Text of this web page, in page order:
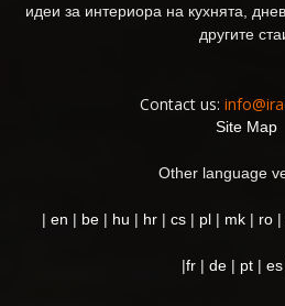
идеи за интериора на кухнята,
другите
Contact us:
Site Map
Other language
| en | be | hu | hr | cs | pl | mk | ro |
|fr| de | pt| es